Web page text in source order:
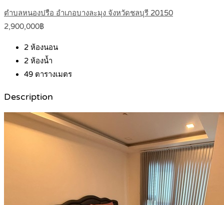
ตำบลหนองปรือ อำเภอบางละมุง จังหวัดชลบุรี 20150
2,900,000฿
2 ห้องนอน
2 ห้องน้ำ
49 ตารางเมตร
Description